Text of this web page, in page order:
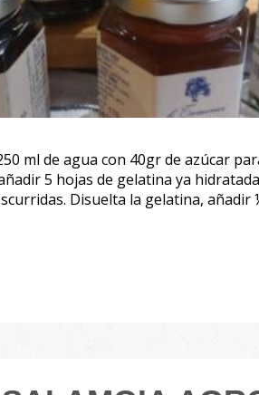
ml de agua con 40gr de azúcar
5 hojas de gelatina ya
Disuelta la gelatina, añadir